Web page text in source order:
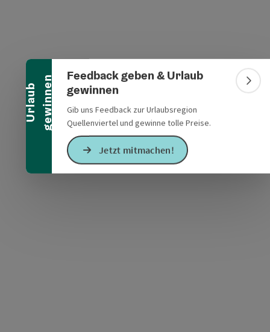
U
r
l
a
u
b
g
e
w
i
n
n
e n
Banner einklappen
Feedback geben & Urlaub
gewinnen
Gib uns Feedback zur Urlaubsregion
Quellenviertel und gewinne tolle Preise.
Jetzt mitmachen!
öffnenöffnen